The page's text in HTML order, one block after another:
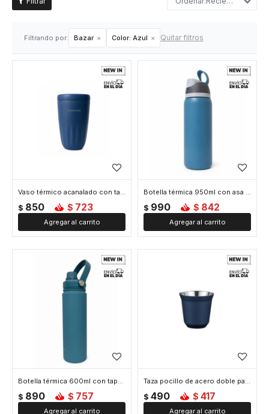
Filtrando por: Bazar Color: Azul Quitar filtros
Vaso térmico acanalado con tapa 450ml - Azul
$ 850 $ 723
Botella térmica 950ml con asa - Azul
$ 990 $ 842
Botella térmica 600ml con tapa rosca y asa - Azul
$ 890 $ 757
Taza pocillo de acero doble pared - 80ml - Azul
$ 490 $ 417